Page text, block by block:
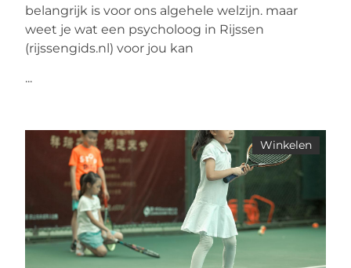
belangrijk is voor ons algehele welzijn. maar
weet je wat een psycholoog in Rijssen
(rijssengids.nl) voor jou kan
...
Winkelen